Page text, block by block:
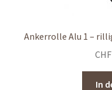
Ankerrolle Alu 1 –
CHF
In